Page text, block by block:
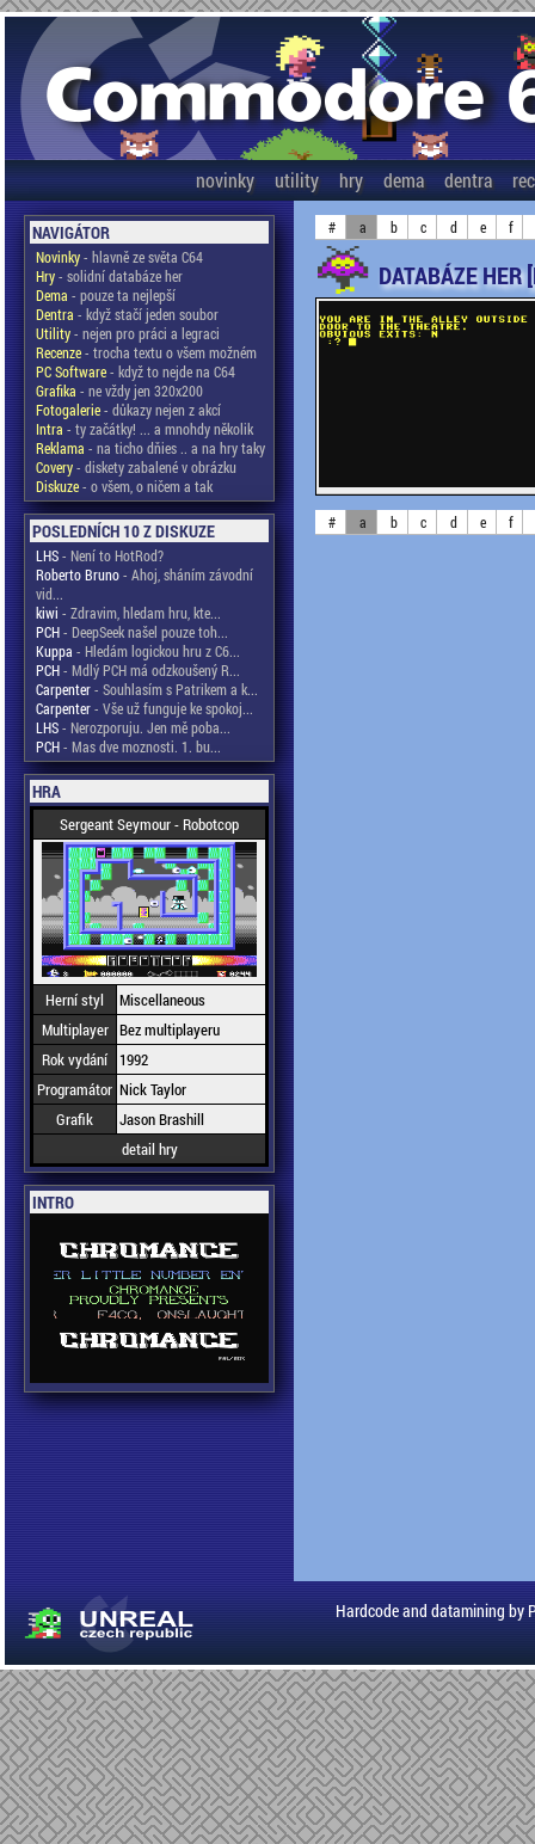
novinky utility hry dema dentra
NAVIGÁTOR
Novinky- hlavně ze světa C64
Hry- solidní databáze her
Dema - pouze ta nejlepší
Dentra - když stačí jeden soubor
Utility- nejen pro práci a legraci
Recenze- trocha textu o všem možném
PC Software- když to nejde na C64
Grafika - ne vždy jen 320x200
Fotogalerie- důkazy nejen z akcí
Intra - ty začátky! ... a mnohdy několik
Reklama - na ticho dňies .. a na hry taky
Covery- diskety zabalené v obrázku
Diskuze- o všem, o ničem a tak
POSLEDNÍCH 10 Z DISKUZE
LHS- Není to HotRod?
Roberto Bruno- Ahoj, sháním závodní
vid...
kiwi - Zdravim, hledam hru, kte...
PCH- DeepSeek našel pouze toh...
Kuppa - Hledám logickou hru z C6...
PCH- Mdlý PCH má odzkoušený R...
Carpenter- Souhlasím s Patrikem a k...
Carpenter- Vše už funguje ke spokoj...
LHS- Nerozporuju. Jen mě poba...
PCH- Mas dve moznosti. 1. bu...
HRA
Sergeant Seymour - Robotcop
Herní styl
Miscellaneous
Multiplayer Bez multiplayeru
Rok vydání
1992
Programátor Nick Taylor
Grafik
Jason Brashill
detail hry
INTRO
# a b c d e f
DATABÁZE HER
# a b c d e f
Hardcode and datamining by